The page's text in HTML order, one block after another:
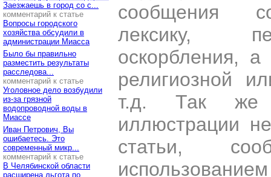
Заезжаешь в город со с...
комментарий к статье
Вопросы городского
хозяйства обсудили в
администрации Миасса
Было бы правильно
разместить результаты
расследова...
комментарий к статье
Уголовное дело возбудили
из-за грязной
водопроводной воды в
Миассе
Иван Петрович, Вы
ошибаетесь. Это
современный микр...
комментарий к статье
В Челябинской области
расширена льгота по
сообщения
лексику,
оскорбления,
религиозной
т.д. Так же
иллюстрации
статьи,